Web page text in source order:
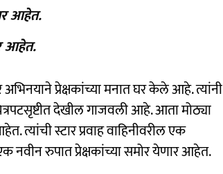
आहेत.
आहेत.
अभिनयाने प्रेक्षकांच्या मनात घर केले आहे. त्यांनी
देखील गाजवली आहे. आता मोठ्या
त्यांची स्टार प्रवाह वाहिनीवरील एक
एक नवीन रुपात प्रेक्षकांच्या समोर येणार आहेत.